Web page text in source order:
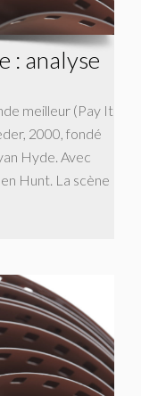
: analyse
meilleur (Pay It
2000, fondé
Hyde. Avec
Hunt. La scène